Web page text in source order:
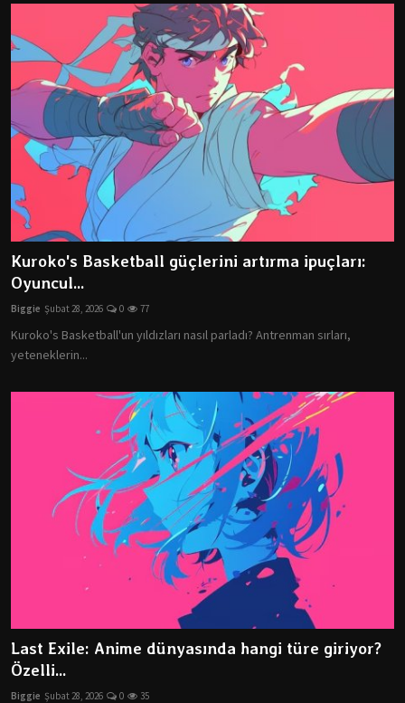
Kuroko's Basketball güçlerini artırma ipuçları:
Oyuncul...
Biggie Şubat 28, 2026 0 77
Kuroko's Basketball'un yıldızları nasıl parladı? Antrenman sırları,
yeteneklerin...
Last Exile: Anime dünyasında hangi türe giriyor?
Özelli...
Biggie Şubat 28, 2026 0 35